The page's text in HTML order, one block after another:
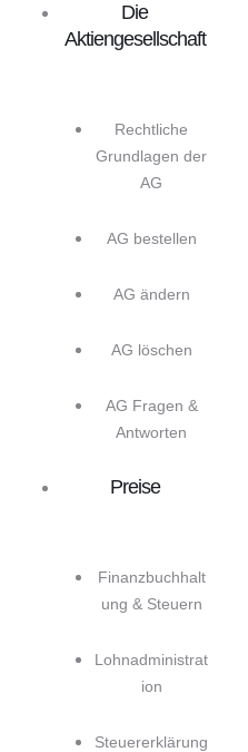
Die
Aktiengesellschaft
Rechtliche
Grundlagen der
AG
AG bestellen
AG ändern
AG löschen
AG Fragen &
Antworten
Preise
Finanzbuchhalt
ung & Steuern
Lohnadministrat
ion
Steuererklärung